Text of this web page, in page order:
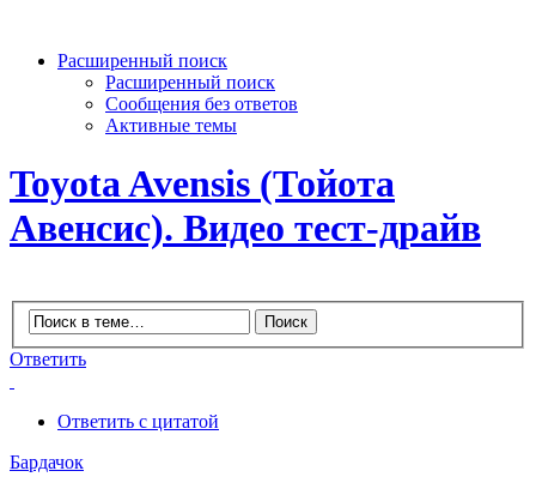
Расширенный поиск
Расширенный поиск
Сообщения без ответов
Активные темы
Toyota Avensis (Тойота
Авенсис). Видео тест-драйв
Ответить
Ответить с цитатой
Бардачок